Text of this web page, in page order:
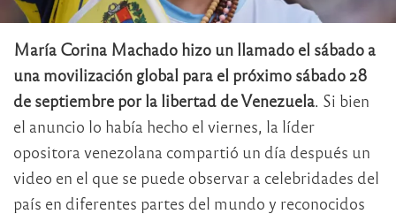
María Corina Machado hizo un llamado el sábado a
una movilización global para el próximo sábado 28
de septiembre por la libertad de Venezuela. Si bien
el anuncio lo había hecho el viernes, la líder
opositora venezolana compartió un día después un
video en el que se puede observar a celebridades del
país en diferentes partes del mundo y reconocidos